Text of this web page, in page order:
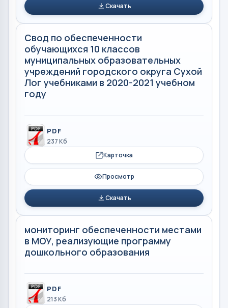
Скачать
Свод по обеспеченности
обучающихся 10 классов
муниципальных образовательных
учреждений городского округа Сухой
Лог учебниками в 2020-2021 учебном
году
PDF
237 Кб
Карточка
Просмотр
Скачать
мониторинг обеспеченности местами
в МОУ, реализующие программу
дошкольного образования
PDF
213 Кб